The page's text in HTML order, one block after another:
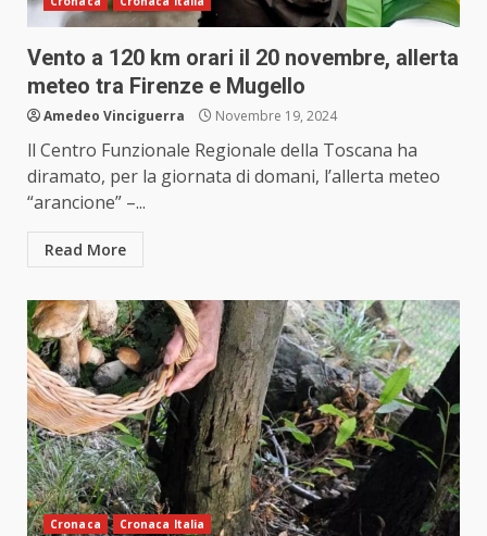
Vento a 120 km orari il 20 novembre, allerta
meteo tra Firenze e Mugello
Amedeo Vinciguerra Novembre 19, 2024
ll Centro Funzionale Regionale della Toscana ha
diramato, per la giornata di domani, l’allerta meteo
“arancione” –...
Read More
Cronaca Cronaca Italia